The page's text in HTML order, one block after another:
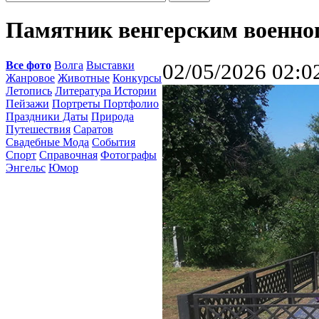
Памятник венгерским
Все фото Волга Выставки
Жанровое Животные Конкурсы
Летопись Литература Истории
Пейзажи Портреты Портфолио
Праздники Даты Природа
Путешествия Саратов
Свадебные Мода События
Спорт Справочная Фотографы
Энгельс Юмор
02/05/2026